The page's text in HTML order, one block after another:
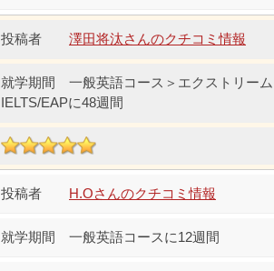
澤田将汰さんのクチコミ情報
一般英語コース＞エクストリー
IELTS/EAPに48週間
H.Oさんのクチコミ情報
一般英語コースに12週間